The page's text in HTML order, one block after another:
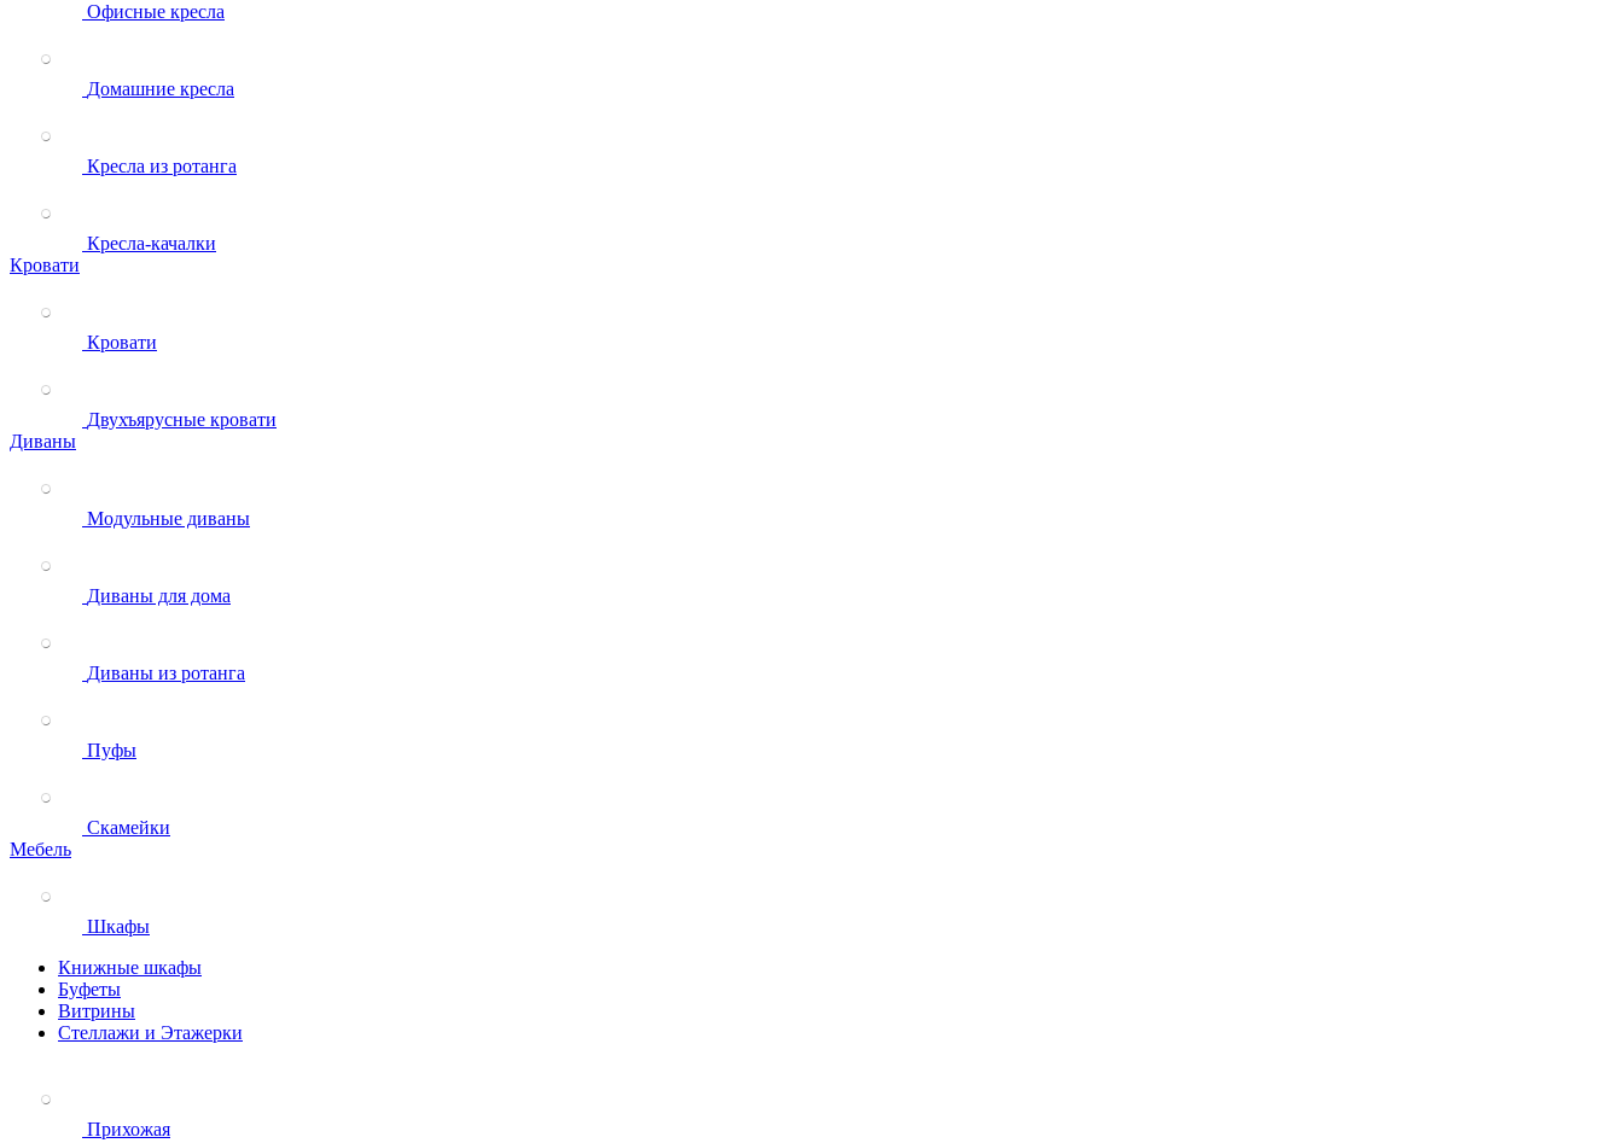
Офисные кресла
Домашние кресла
Кресла из ротанга
Кресла-качалки
Кровати
Кровати
Двухъярусные кровати
Диваны
Модульные диваны
Диваны для дома
Диваны из ротанга
Пуфы
Скамейки
Мебель
Шкафы
Книжные шкафы
Буфеты
Витрины
Стеллажи и Этажерки
Прихожая